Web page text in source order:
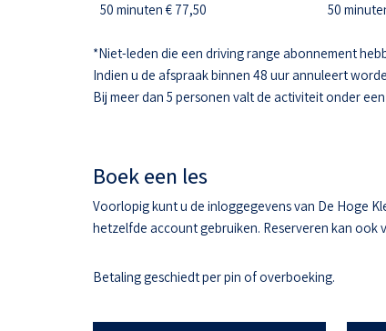
50 minuten € 77,50
50
*Niet-leden die een driving range abonnement
Indien u de afspraak binnen 48 uur annuleert
Bij meer dan 5 personen valt de activiteit onder
Boek een les
Voorlopig kunt u de inloggegevens van De Hoge
hetzelfde account gebruiken. Reserveren kan
Betaling geschiedt per pin of overboeking.